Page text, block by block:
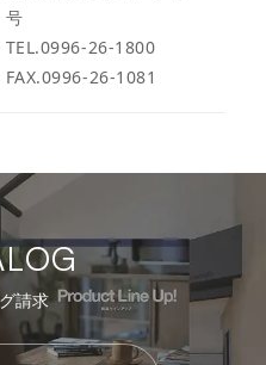
号
TEL.0996-26-1800
FAX.0996-26-1081
請求